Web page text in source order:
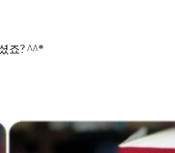
죠? ^^*